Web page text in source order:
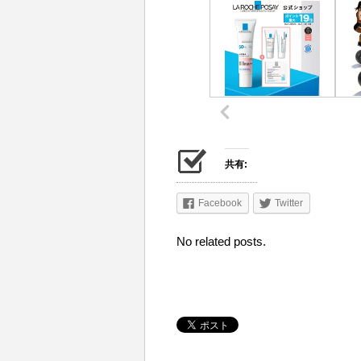
共有:
Facebook Twitter
No related posts.